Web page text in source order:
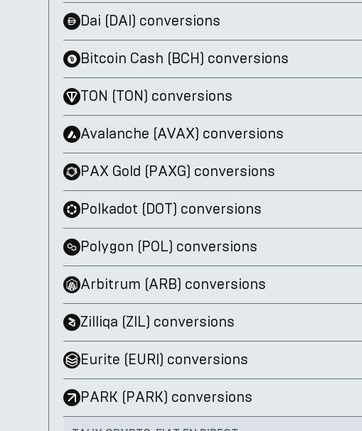
Dai (DAI) conversions
Bitcoin Cash (BCH) conversions
TON (TON) conversions
Avalanche (AVAX) conversions
PAX Gold (PAXG) conversions
Polkadot (DOT) conversions
Polygon (POL) conversions
Arbitrum (ARB) conversions
Zilliqa (ZIL) conversions
Eurite (EURI) conversions
PARK (PARK) conversions